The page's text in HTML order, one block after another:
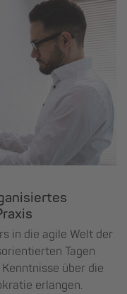
in die agile Welt der
Tagen
über die
erlangen.